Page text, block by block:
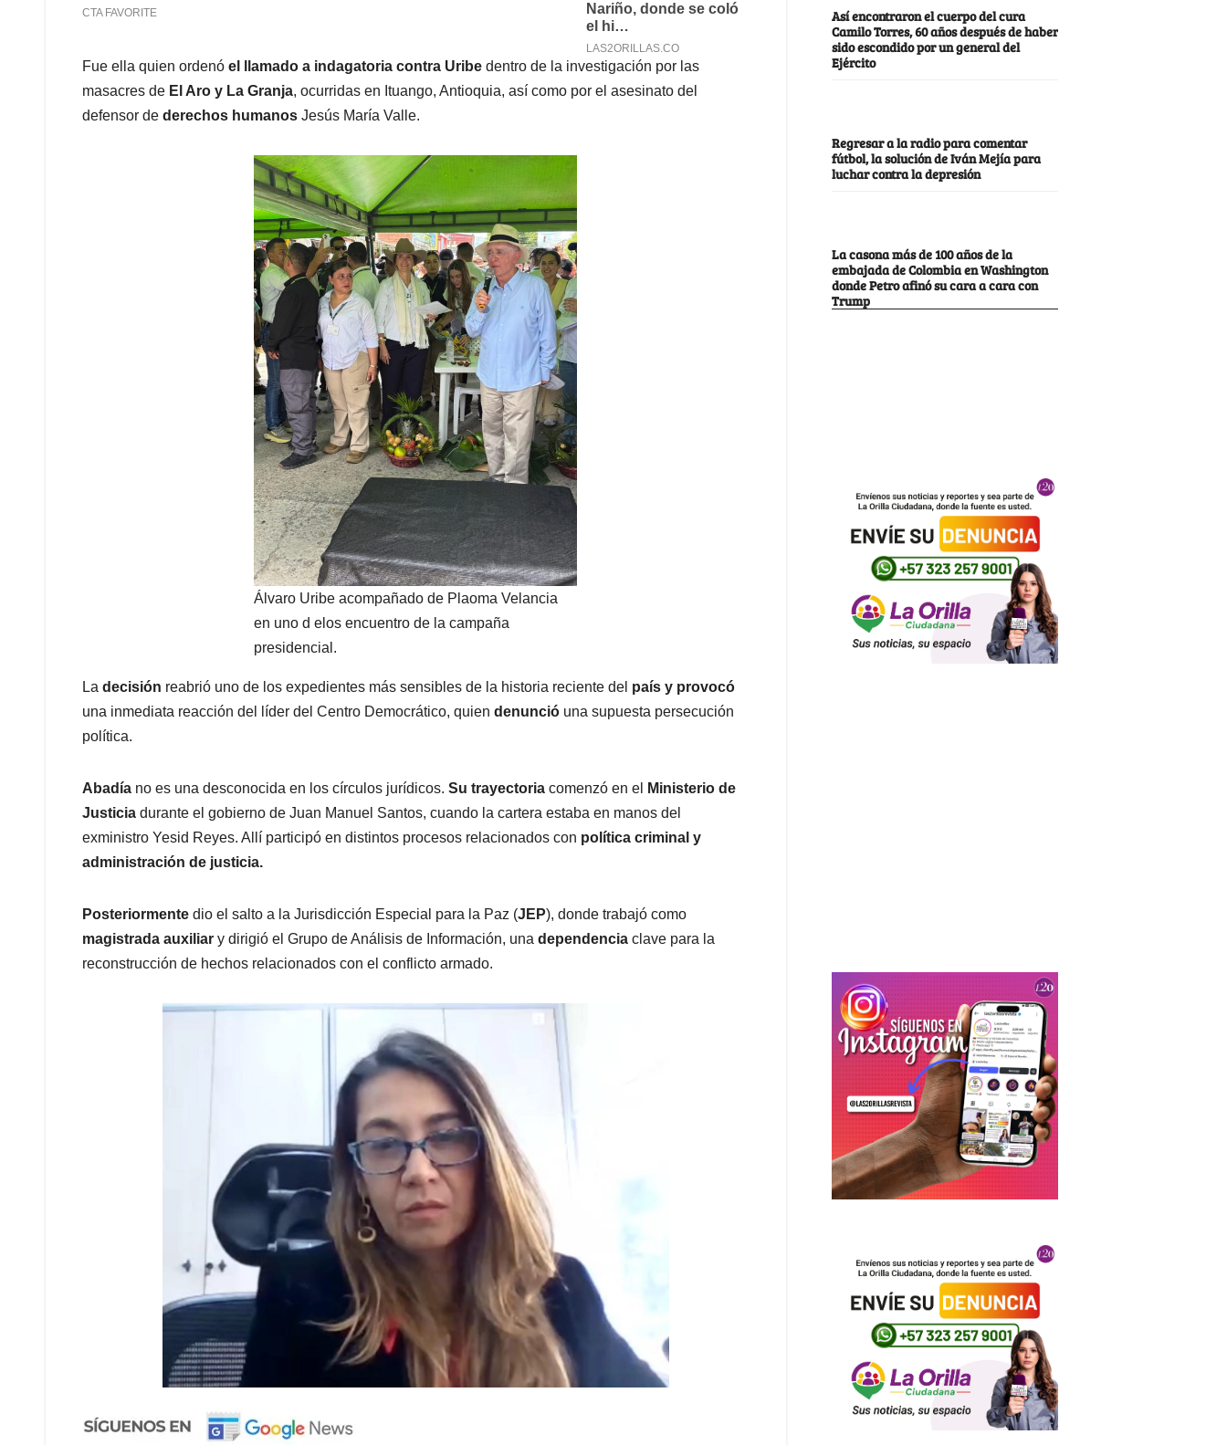
Fue ella quien ordenó el llamado a indagatoria contra Uribe dentro de la investigación por las
masacres de El Aro y La Granja, ocurridas en Ituango, Antioquia, así como por el asesinato del
defensor de derechos humanos Jesús María Valle.
Álvaro Uribe acompañado de Plaoma Velancia
en uno d elos encuentro de la campaña
presidencial.
La decisión reabrió uno de los expedientes más sensibles de la historia reciente del país y provocó
una inmediata reacción del líder del Centro Democrático, quien denunció una supuesta persecución
política.
Abadía no es una desconocida en los círculos jurídicos. Su trayectoria comenzó en el
Ministerio de
Justicia durante el gobierno de Juan Manuel Santos, cuando la cartera estaba en manos del
exministro Yesid Reyes. Allí participó en distintos procesos relacionados con política criminal y
administración de justicia.
Posteriormente dio el salto a la Jurisdicción Especial para la Paz (JEP), donde trabajó como
magistrada auxiliar y dirigió el Grupo de Análisis de Información, una dependencia clave para la
reconstrucción de hechos relacionados con el conflicto armado.
Así encontraron el cuerpo del cura
Camilo Torres, 60 años después de haber
sido escondido por un general del
Ejército
Regresar a la radio para comentar
fútbol, la solución de Iván Mejía para
luchar contra la depresión
La casona más de 100 años de la
embajada de Colombia en Washington
donde Petro afinó su cara a cara con
Trump